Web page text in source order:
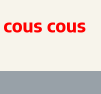
cous